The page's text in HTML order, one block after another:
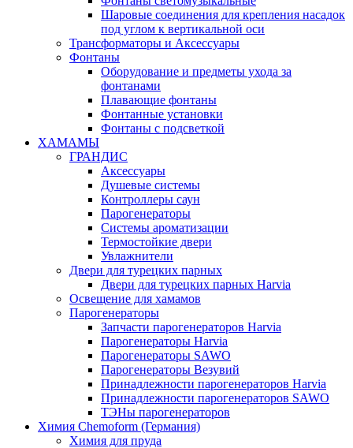
Шаровые соединения для крепления насадок
под углом к вертикальной оси
Трансформаторы и Аксессуары
Фонтаны
Оборудование и предметы ухода за
фонтанами
Плавающие фонтаны
Фонтанные установки
Фонтаны с подсветкой
ХАМАМЫ
ГРАНДИС
Аксессуары
Душевые системы
Контроллеры саун
Парогенераторы
Системы ароматизации
Термостойкие двери
Увлажнители
Двери для турецких парных
Двери для турецких парных Harvia
Освещение для хамамов
Парогенераторы
Запчасти парогенераторов Harvia
Парогенераторы Harvia
Парогенераторы SAWO
Парогенераторы Везувий
Принадлежности парогенераторов Harvia
Принадлежности парогенераторов SAWO
ТЭНы парогенераторов
Химия Chemoform (Германия)
Химия для пруда